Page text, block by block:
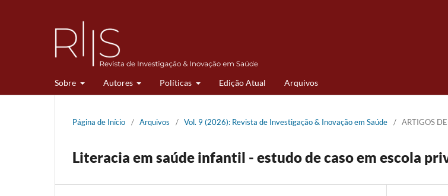
Sobre Autores Políticas Edição Atual Arquivos
Página de Início / Arquivos / Vol. 9 (2026): Revista de Investigação & Inovação em Saúde / ARTIGOS
Literacia em saúde infantil - estudo de caso em escola